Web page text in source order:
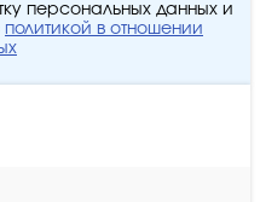
персональных данных и
политикой в отношении